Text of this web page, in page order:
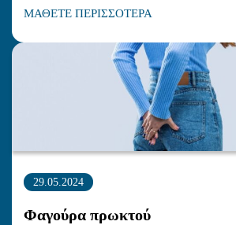
ΜΑΘΕΤΕ ΠΕΡΙΣΣΟΤΕΡΑ
29.05.2024
Φαγούρα πρωκτού